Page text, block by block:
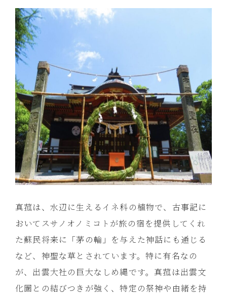
真菰は、水辺に生えるイネ科の植物で、古事記に
おいてスサノオノミコトが旅の宿を提供してくれ
た蘇民将来に「茅の輪」を与えた神話にも通じる
など、神聖な草とされています。特に有名なの
が、出雲大社の巨大なしめ縄です。真菰は出雲文
化圏との結びつきが強く、特定の祭神や由緒を持